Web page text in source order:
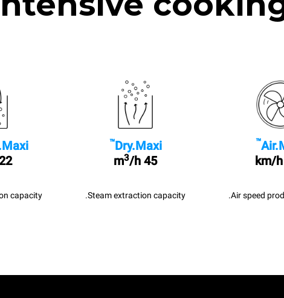
™
Air speed
Dry.Maxi
™
45 m
3/h
Steam extraction capacity.
l/sec
capacity.